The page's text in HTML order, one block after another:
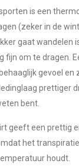
is een
(zeker in de
gaat wandelen
fijn om te dragen.
gevoel en
prettiger
bent.
geeft een prettig
het
houdt.